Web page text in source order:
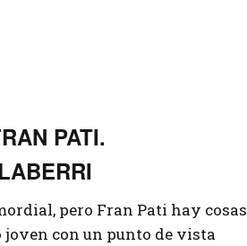
PATI.
pero Fran Pati hay cosas
joven con un punto de vista